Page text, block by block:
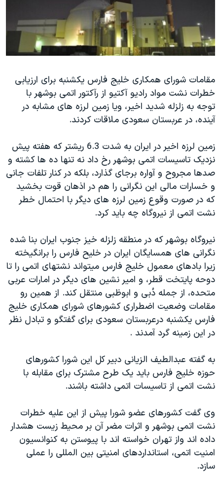
حقوق شهروندی
اقتصادی
اسرائیل در جنگ
گالری عکس
آرشیو پخش زنده
انتخابات ریاست جمهوری آمریکا ۲۰۲۴
حمله جمهوری اسلامی به اسرائیل
ورزش زنان در ایران
اعتراضات زن، زندگی، آزادی
مجموعه مستندهای دادخواهی
دادگاه حمید نوری
چهل سال گروگان‌گیری
قانون شفافیت دارائی کادر رهبری ایران
اعتراضات مردمی آبان ۹۸
نرگس محمدی برنده جایزه نوبل صلح
همایش محافظه‌کاران آمریکا «سی‌پک»
صفحه‌های ویژه
سفر پرزیدنت ترامپ به چین
زبانهای مختلف
مقامات شورای همکاری خلیج فارس یکشنبه برای ارزیابی
خطرات نشت مواد رادیو آکتیو از رآکتور اتمی بوشهر با
توجه به زلزله شدید اخیر، ویا زمین لرزه های مشابه در
آینده، در عربستان سعودی ملاقات کردند.
زمین لرزه اخیر در ایران به شدت 6.3 ریشتر که هفته پیش
نزدیک تاسیسات اتمی بوشهر رخ داد نه تنها ده ها کشته و
صدها مجروح و آواره برجای گذارد، بلکه در کنار تلفات جانی
و خسارات مالی این نگرانی را هم در اذهان قوت بخشید
که در صورت وقوع زمین لرزه های دیگر با احتمال خطر
نشت اتمی از نیروگاه چه باید کرد.
نیروگاه بوشهر که در منطقه زلزله خیز جنوب ایران بنا شده
نگرانی های همسایگان ایران در خلیح فارس را برانگیخته
زیرا بادهای معمول خلیج فارس میتواند نشتهای اتمی را تا
دوحه پایتخت قطر، و امیر نشین های دیگر در امارات عربی
متحده، از جمله دُبی و ابوظبی منتقل کند. از همین رو
مقامات وضعیت اضطراری کشورهای شورای همکاری خلیج
فارس یکشنبه درعربستان سعودی برای گفتگو و تبادل نظر
در این زمینه گرد آمدند .
به گفته عبدالطیف الزیانی دبیر کل این شورا کشورهای
حوزه خلیج فارس باید یک طرح مشترک برای مقابله با
نشت اتمی از تاسیسات اتمی داشته باشند.
وی گفت کشورهای عضو شورا پیش از این علیه خطرات
نشت اتمی بوشهر و اثرات مضر آن بر محیط زیست هشدار
داده اند واز تهران خواسته اند با پیوستن به کنوانسیون
امنیت اتمی، استانداردهای امنیتی بین المللی را عملی
سازد.